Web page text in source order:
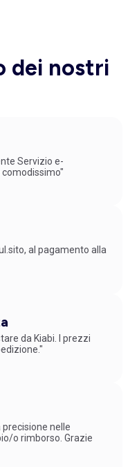
dei nostri
Servizio e-
al pagamento alla
da Kiabi. I prezzi
nelle
o rimborso. Grazie